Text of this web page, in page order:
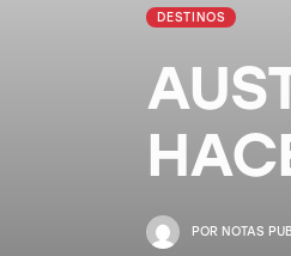
DESTINOS
POR NOTAS